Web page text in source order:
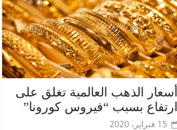
أسعار الذهب العالمية تغلق على
ارتفاع بسبب “فيروس كورونا”
15 فبراير، 2020